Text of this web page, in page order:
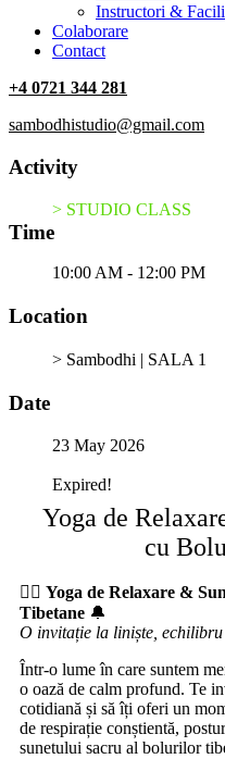
‏‏‎Instructori &
Colaborare
Contact
+4 0721 344 281
sambodhistudio@gmail.com
Activity
> STUDIO CLASS
Time
10:00 AM - 12:00 PM
Location
> Sambodhi | SALA 1
Date
23 May 2026
Expired!
Yoga de
cu
🧘‍♀️ Yoga de Relaxare &
Tibetane 🔔
O invitație la liniște,
Într-o lume în care suntem
o oază de calm profund. Te
cotidiană și să îți oferi un
de respirație conștientă,
sunetului sacru al bolurilor